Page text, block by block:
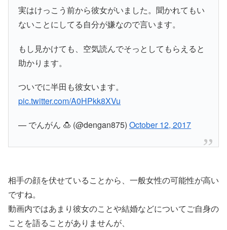
実はけっこう前から彼女がいました。聞かれてもい
ないことにしてる自分が嫌なので言います。
もし見かけても、空気読んでそっとしてもらえると
助かります。
ついでに半田も彼女います。
pic.twitter.com/A0HPkk8XVu
— でんがん 🍮 (@dengan875)October 12, 2017
相手の顔を伏せていることから、一般女性の可能性が高い
ですね。
動画内ではあまり彼女のことや結婚などについてご自身の
ことを語ることがありませんが、